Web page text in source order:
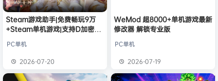
欢迎c***s 加入本站
欢迎V****y 加入本站
8月6日
欢迎兔**** 加入本站 6小时前
加入本站
14小时前
Steam游戏助手|免费畅玩9万
+Steam单机游戏|支持D加密以
PC单机
2026-07-20
WeMod 超8000+单机游戏最新
修改器 解锁专业版
PC单机
2026-07-19